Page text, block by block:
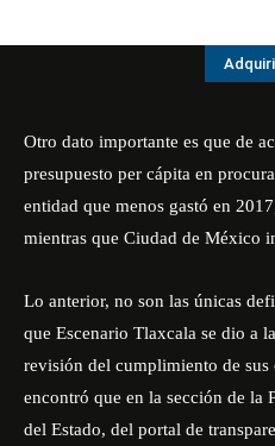
Otro dato importante es que de
presupuesto per cápita en
entidad que menos gastó en
mientras que Ciudad de México
Lo anterior, no son las únicas
que Escenario Tlaxcala se dio a
revisión del cumplimiento de
encontró que en la sección de la
del Estado, del portal de